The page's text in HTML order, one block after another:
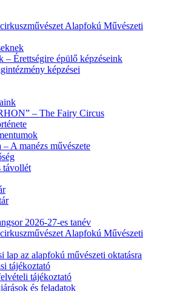
Alapfokú Művészeti
– Érettségire épülő képzéseink
képzései
– The Fairy Circus
A manézs művészete
távollét
2026-27-es tanév
Alapfokú Művészeti
lap az alapfokú művészeti oktatásra
tájékoztató
tájékoztató
és feladatok